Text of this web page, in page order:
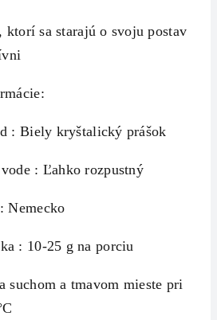
sa starajú o svoju postavu
: Biely kryštalický prášok
: Ľahko rozpustný
Nemecko
: 10-25 g na porciu
suchom a tmavom mieste pri